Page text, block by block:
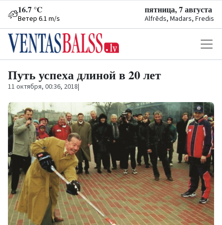
16.7 °C
Ветер 6.1 m/s
пятница, 7 августа
Alfrēds, Madars, Fredis
Путь успеха длиной в 20 лет
11 октября, 00:36, 2018|